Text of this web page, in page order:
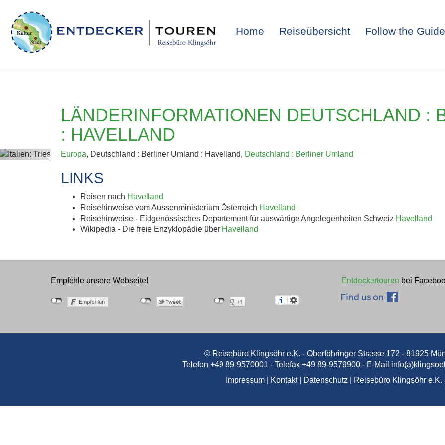
Home Reiseübersicht Follow the Guide
ITALIEN: TRIEST -
ZWISCHEN
K.U.K.-ERBE UND
4. BIS 8....
Triest ist Kaffeehauptstadt, ehemalige K.u.K.
Grenz- und Hafenstadt. Die Stadt war einst das
Previous
LÄNDERINFORMATIONEN DEUTSCHLAND :
: HAVELLAND
Europa, Deutschland : Berliner Umland : Havelland, Deutschland : Berliner Umland
LINKS
Reisen nach Havelland
Reisehinweise vom Aussenministerium Österreich Havelland
Reisehinweise - Eidgenössisches Departement für auswärtige Angelegenheiten Schweiz Havelland
Wikipedia - Die freie Enzyklopädie über Havelland
Empfehle unsere Webseite! Entdeckertouren bei
© Reisebüro Klingsöhr e.K. - Oberföhringer Strasse 172 - 81925
Telefon +49 89-9570001 - Telefax +49 89-9579900 - E-Mail
Impressum| Kontakt| Datenschutz Reisebüro Klingsöhr e.K.